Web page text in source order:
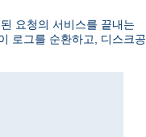
요청의 서비스를 끝내는
로그를 순환하고, 디스크공